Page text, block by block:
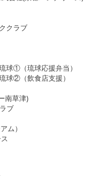
クラブ
球①（琉球応援弁当）
球②（飲食店支援）
南草津)
ブ
ム）